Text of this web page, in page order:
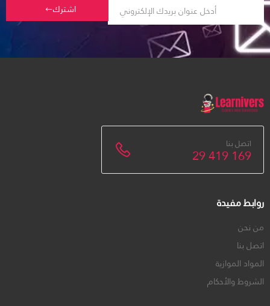
اشترك
اتصل بنا
29 419 169
روابط مفيدة
من نحن
اتصل بنا
المواد الموازية
الشروط والأحكام